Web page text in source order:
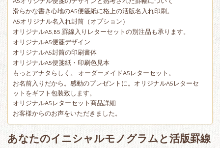
滑らかな書き心地のA5便箋紙に格上の活版名入れ印刷。
A5オリジナル名入れ封筒（オプション）
オリジナルA5,B5,罫線入りレターセットの別注品も承ります。
オリジナルA5便箋デザイン
オリジナルA5封筒の印刷書体
オリジナルA5便箋紙・印刷色見本
もっとアナタらしく。 オーダーメイドA5レターセット。
お名前入りだから。感動のプレゼントに。オリジナルA5レターセ
ットをギフト包装致します。
オリジナルA5レターセット商品詳細
お客様からのお声をいただきました。
あなたのイニシャルモノグラムと活版罫線